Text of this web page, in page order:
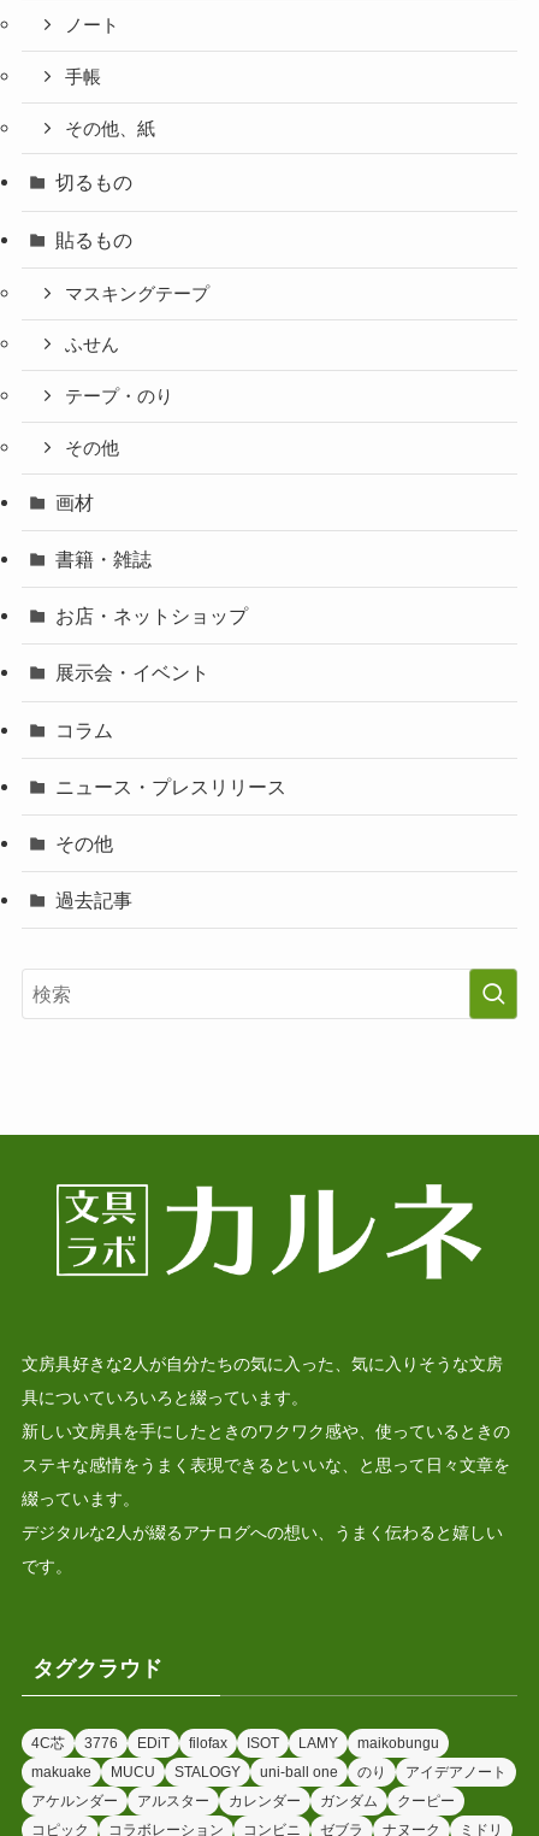
ノート
手帳
その他、紙
切るもの
貼るもの
マスキングテープ
ふせん
テープ・のり
その他
画材
書籍・雑誌
お店・ネットショップ
展示会・イベント
コラム
ニュース・プレスリリース
その他
過去記事
文房具好きな2人が自分たちの気に入った、気に入りそうな文房
具についていろいろと綴っています。
新しい文房具を手にしたときのワクワク感や、使っているときの
ステキな感情をうまく表現できるといいな、と思って日々文章を
綴っています。
デジタルな2人が綴るアナログへの想い、うまく伝わると嬉しい
です。
タグクラウド
4C芯 3776 EDiT filofax ISOT LAMY
maikobungu
makuake
MUCU STALOGY uni-ball one のり
アイデアノート
アケルンダー
アルスター カレンダー ガンダム
クーピー
コピック
コラボレーション コンビニ ゼブラ ナヌーク ミドリ